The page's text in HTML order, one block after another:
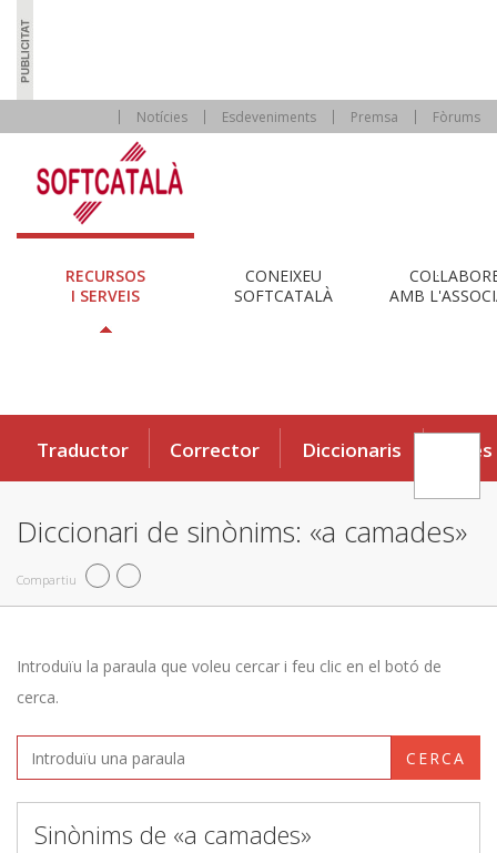
Notícies Esdeveniments Premsa Fòrums
RECURSOS
I SERVEIS
CONEIXEU
SOFTCATALÀ
AMB
Traductor Corrector Diccionaris Eines
Diccionari de sinònims: «a camades»
Compartiu
Introduïu la paraula que voleu cercar i feu clic en el botó de
cerca.
CERCA
Sinònims de «a camades»